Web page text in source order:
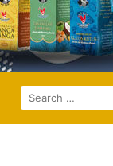
SEARCH
FOR: